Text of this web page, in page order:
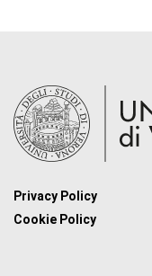
Privacy Policy
Cookie Policy